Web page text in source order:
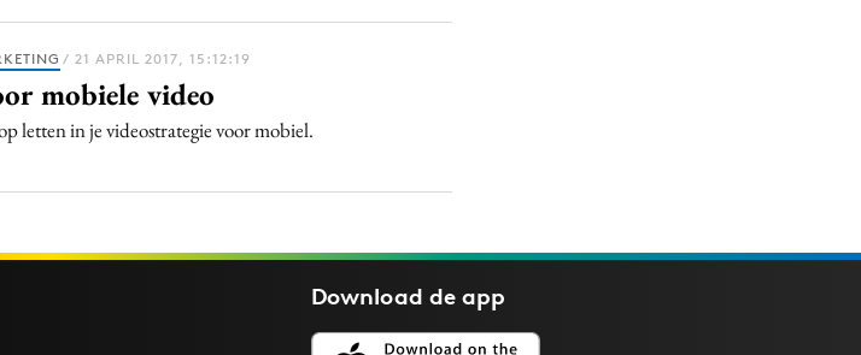
/ 21 APRIL 2017, 15:12:19
mobiele video
letten in je videostrategie voor mobiel.
Download deapp